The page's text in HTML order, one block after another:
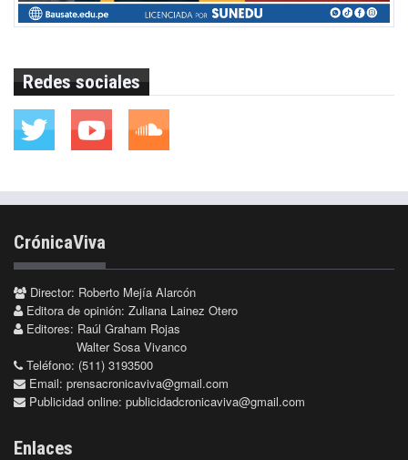
Redes sociales
CrónicaViva
Director: Roberto Mejía Alarcón
Editora de opinión: Zuliana Lainez Otero
Editores: Raúl Graham Rojas
Walter Sosa Vivanco
Teléfono: (511) 3193500
Email: prensacronicaviva@gmail.com
Publicidad online: publicidadcronicaviva@gmail.com
Enlaces